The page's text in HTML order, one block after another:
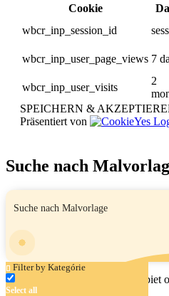
Cookie
wbcr_inp_session_id
wbcr_inp_user_page_views 7
wbcr_inp_user_visits
2
SPEICHERN &
Präsentiert von
Suche nach
Filter by Kategórie
Select all
Geben Sie den Namen, das Gebiet
Malbuchs ein.